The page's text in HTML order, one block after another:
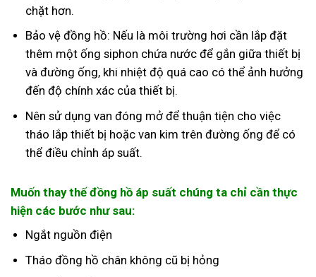
chặt hơn.
Bảo vệ đồng hồ: Nếu là môi trường hơi cần lắp đặt
thêm một ống siphon chứa nước để gắn giữa thiết bị
và đường ống, khi nhiệt độ quá cao có thể ảnh hưởng
đến độ chính xác của thiết bị.
Nên sử dụng van đóng mở để thuận tiện cho việc
tháo lắp thiết bị hoặc van kim trên đường ống để có
thể điều chỉnh áp suất.
Muốn thay thế đồng hồ áp suất chúng ta chỉ cần thực
hiện các bước như sau:
Ngắt nguồn điện
Tháo đồng hồ chân không cũ bị hỏng